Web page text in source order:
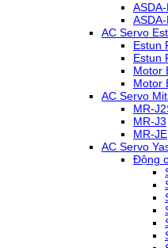
AC Servo
Estun
Estun
Motor
Motor
AC Servo
MR-
MR-J3
MR-JE
AC Servo
Động